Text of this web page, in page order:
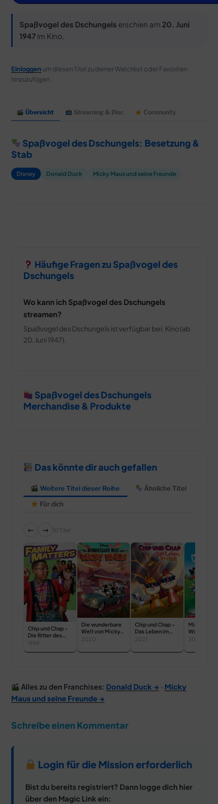
DEALS
MEIN HQ
Spaßvogel des Dschungels erschien am 20. Juni
1947im Kino.
Einloggen um diesen Titel zu deiner Watchlist oder Favoriten
hinzuzufügen.
Übersicht Streaming & Disc Community
Spaßvogel des Dschungels: Besetzung &
Stab
Disney Donald Duck Micky Maus und seine Freunde
Häufige Fragen zu Spaßvogel des
Dschungels
Wo kann ich Spaßvogel des Dschungels
streamen?
Spaßvogel des Dschungels ist verfügbar bei: Kino (ab
20. Juni 1947).
Spaßvogel des Dschungels
Merchandise & Produkte
Das könnte dir auch gefallen
Weitere Titel dieser Reihe
Ähnliche Titel
Für dich
← → 10 Titel
Chip und Chap –
Die Ritter des
Rechts
1989
Die wunderbare
Welt von Micky
Maus
2020
Chip und Chap –
Das Leben im
Park
2021
Micky Maus
2006
Alles zu den Franchises: Donald Duck → · Micky
Maus und seine Freunde →
Schreibe einen Kommentar
Login für die Mission erforderlich
Bist du bereits registriert? Dann logge dich hier
über den Magic Link ein: